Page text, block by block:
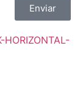
Enviar